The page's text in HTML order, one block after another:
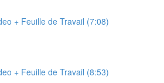
+ Feuille de Travail (7:08)
+ Feuille de Travail (8:53)